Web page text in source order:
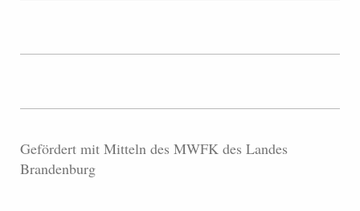
Gefördert mit Mitteln des MWFK des Landes
Brandenburg